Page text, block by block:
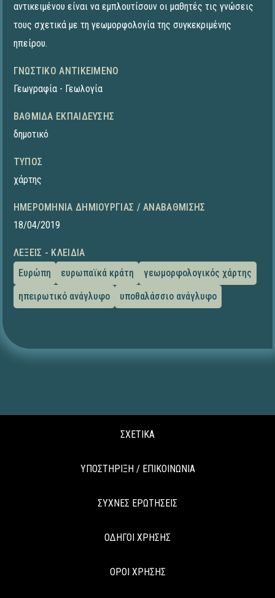
αντικειμένου είναι να εμπλουτίσουν οι μαθητές τις γνώσεις
τους σχετικά με τη γεωμορφολογία της συγκεκριμένης
ηπείρου.
ΓΝΩΣΤΙΚΌ ΑΝΤΙΚΕΊΜΕΝΟ
Γεωγραφία - Γεωλογία
ΒΑΘΜΊΔΑ ΕΚΠΑΊΔΕΥΣΗΣ
δημοτικό
ΤΎΠΟΣ
χάρτης
ΗΜΕΡΟΜΗΝΊΑ ΔΗΜΙΟΥΡΓΊΑΣ / ΑΝΑΒΆΘΜΙΣΗΣ
18/04/2019
ΛΈΞΕΙΣ - ΚΛΕΙΔΙΆ
Ευρώπη
ευρωπαϊκά κράτη
γεωμορφολογικός χάρτης
ηπειρωτικό ανάγλυφο
υποθαλάσσιο ανάγλυφο
ΣΧΕΤΙΚΑ
ΥΠΟΣΤΗΡΙΞΗ / ΕΠΙΚΟΙΝΩΝΙΑ
ΣΥΧΝΕΣ ΕΡΩΤΗΣΕΙΣ
ΟΔΗΓΟΙ ΧΡΗΣΗΣ
ΟΡΟΙ ΧΡΗΣΗΣ